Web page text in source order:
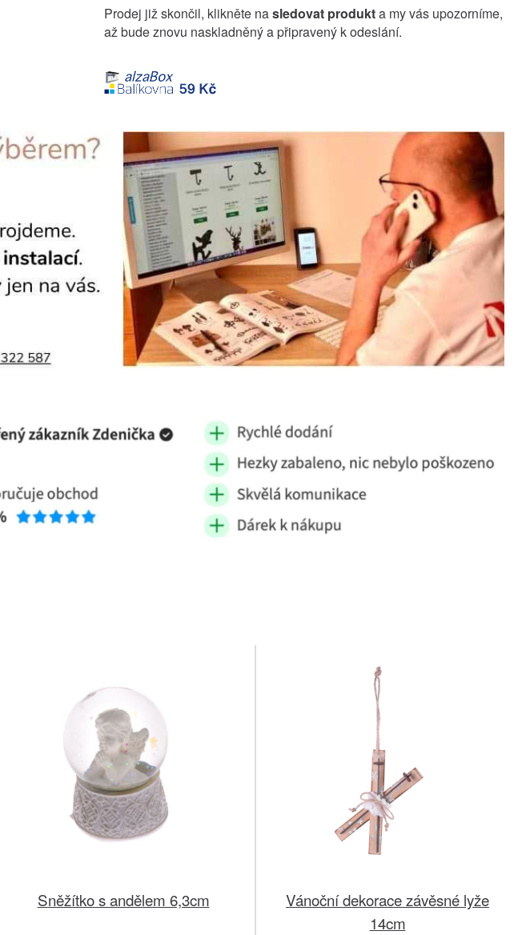
Prodej již skončil, klikněte nasledovat produkta my vás upozorníme,
až bude znovu naskladněný a připravený k odeslání.
Sněžítko s andělem 6,3cm
Vánoční dekorace závěsné lyže
14cm